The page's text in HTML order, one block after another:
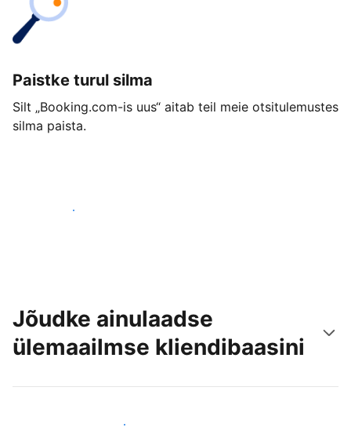
Paistke turul silma
Silt „Booking.com-is uus“ aitab teil meie otsitulemustes
silma paista.
Alusta juba täna
Jõudke ainulaadse
ülemaailmse kliendibaasini
Jõua juba täna uute külastajateni